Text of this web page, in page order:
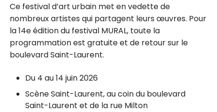
Ce festival d’art urbain met en vedette de
nombreux artistes qui partagent leurs œuvres. Pour
la 14e édition du festival MURAL, toute la
programmation est gratuite et de retour sur le
boulevard Saint-Laurent.
Du 4 au 14 juin 2026
Scène Saint-Laurent, au coin du boulevard
Saint-Laurent et de la rue Milton